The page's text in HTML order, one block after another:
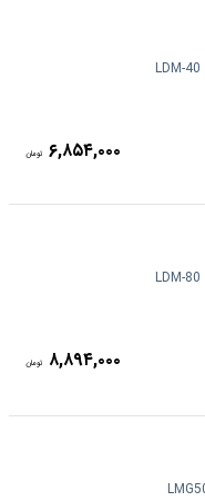
۶,۸۵۴,۰۰۰ تومان
۸,۸۹۴,۰۰۰ تومان